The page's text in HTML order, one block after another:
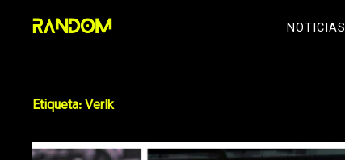
NOTICIAS
Etiqueta:Verlk